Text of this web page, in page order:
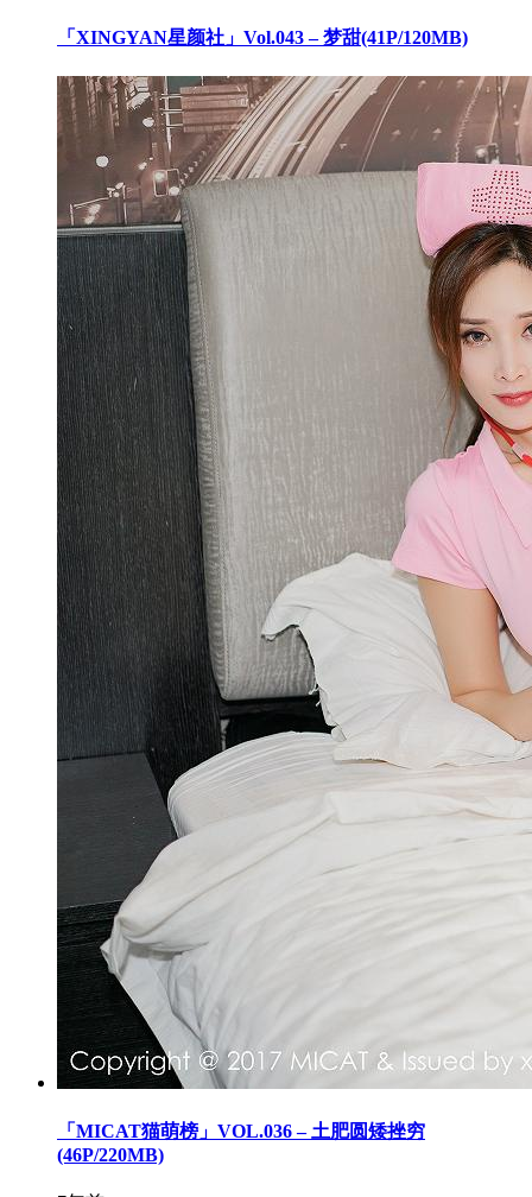
「XINGYAN星颜社」Vol.043 – 梦甜(41P/120MB)
「MICAT猫萌榜」VOL.036 – 土肥圆矮挫穷
(46P/220MB)